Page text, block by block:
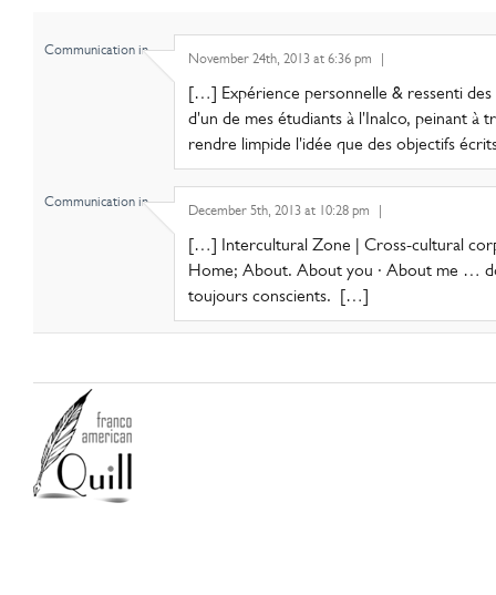
Communication in..
November 24th, 2013 at 6:36 pm |
[…] Expérience personnelle & ressenti des
d'un de mes étudiants à l'Inalco, peinant à
rendre limpide l'idée que des objectifs
Communication in..
December 5th, 2013 at 10:28 pm |
[…] Intercultural Zone | Cross-cultural
Home; About. About you · About me …
toujours conscients. […]